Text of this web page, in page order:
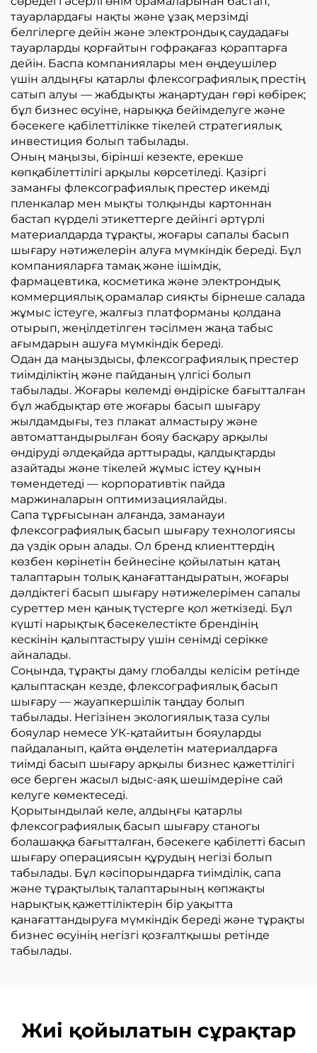
тауарлардағы нақты және ұзақ мерзімді
белгілерге дейін және электрондық саудадағы
тауарларды қорғайтын гофрақағаз қораптарға
дейін. Баспа компаниялары мен өңдеушілер
үшін алдыңғы қатарлы флексографиялық престің
сатып алуы — жабдықты жаңартудан гөрі көбірек;
бұл бизнес өсуіне, нарыққа бейімделуге және
бәсекеге қабілеттілікке тікелей стратегиялық
инвестиция болып табылады.
Оның маңызы, бірінші кезекте, ерекше
көпқабілеттілігі арқылы көрсетіледі. Қазіргі
заманғы флексографиялық престер икемді
пленкалар мен мықты толқынды картоннан
бастап күрделі этикеттерге дейінгі әртүрлі
материалдарда тұрақты, жоғары сапалы басып
шығару нәтижелерін алуға мүмкіндік береді. Бұл
компанияларға тамақ және ішімдік,
фармацевтика, косметика және электрондық
коммерциялық орамалар сияқты бірнеше салада
жұмыс істеуге, жалғыз платформаны қолдана
отырып, жеңілдетілген тәсілмен жаңа табыс
ағымдарын ашуға мүмкіндік береді.
Одан да маңыздысы, флексографиялық престер
тиімділіктің және пайданың үлгісі болып
табылады. Жоғары көлемді өндіріске бағытталған
бұл жабдықтар өте жоғары басып шығару
жылдамдығы, тез плакат алмастыру және
автоматтандырылған бояу басқару арқылы
өндіруді әлдеқайда арттырады, қалдықтарды
азайтады және тікелей жұмыс істеу құнын
төмендетеді — корпоративтік пайда
маржиналарын оптимизациялайды.
Сапа тұрғысынан алғанда, заманауи
флексографиялық басып шығару технологиясы
да үздік орын алады. Ол бренд клиенттердің
көзбен көрінетін бейнесіне қойылатын қатаң
талаптарын толық қанағаттандыратын, жоғары
дәлдіктегі басып шығару нәтижелерімен сапалы
суреттер мен қанық түстерге қол жеткізеді. Бұл
күшті нарықтық бәсекелестікте брендінің
кескінін қалыптастыру үшін сенімді серікке
айналады.
Соңында, тұрақты даму глобалды келісім ретінде
қалыптасқан кезде, флексографиялық басып
шығару — жауапкершілік таңдау болып
табылады. Негізінен экологиялық таза сулы
бояулар немесе УК-қатайитын бояуларды
пайдаланып, қайта өңделетін материалдарға
тиімді басып шығару арқылы бизнес қажеттілігі
өсе берген жасыл ыдыс-аяқ шешімдеріне сай
келуге көмектеседі.
Қорытындылай келе, алдыңғы қатарлы
флексографиялық басып шығару станогы
болашаққа бағытталған, бәсекеге қабілетті басып
шығару операциясын құрудың негізі болып
табылады. Бұл кәсіпорындарға тиімділік, сапа
және тұрақтылық талаптарының көпжақты
нарықтық қажеттіліктерін бір уақытта
қанағаттандыруға мүмкіндік береді және тұрақты
бизнес өсуінің негізгі қозғалтқышы ретінде
табылады.
Жиі қойылатын сұрақтар